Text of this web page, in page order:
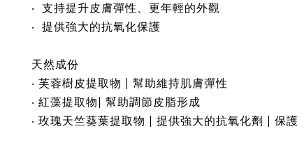
‧ 支持提升皮膚彈性、更年輕的外觀
‧ 提供強大的抗氧化保護
天然成份
‧ 芙蓉樹皮提取物 | 幫助維持肌膚彈性
‧ 紅藻提取物| 幫助調節皮脂形成
‧ 玫瑰天竺葵葉提取物 | 提供強大的抗氧化劑 | 保護